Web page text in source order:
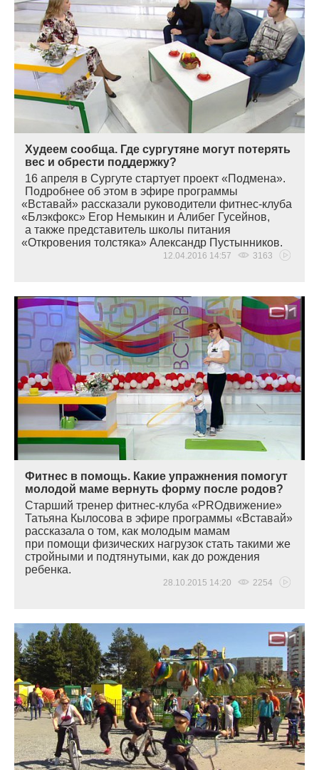
Худеем сообща. Где сургутяне могут потерять
вес и обрести поддержку?
16 апреля в Сургуте стартует проект «Подмена».
Подробнее об этом в эфире программы
«Вставай» рассказали руководители фитнес-клуба
«Блэкфокс» Егор Немыкин и Алибег Гусейнов,
а также представитель школы питания
«Откровения толстяка» Александр Пустынников.
12.04.2016 14:57 3163
Фитнес в помощь. Какие упражнения помогут
молодой маме вернуть форму после родов?
Старший тренер фитнес-клуба «PROдвижение»
Татьяна Кылосова в эфире программы «Вставай»
рассказала о том, как молодым мамам
при помощи физических нагрузок стать такими же
стройными и подтянутыми, как до рождения
ребенка.
28.10.2015 14:20 2254